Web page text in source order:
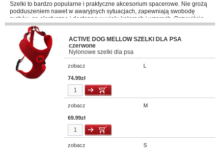
Szelki to bardzo popularne i praktyczne akcesorium spacerowe. Nie grożą
podduszeniem nawet w awaryjnych sytuacjach, zapewniają swobodę
ruchów, są elastyczne i dostępne w wielu kolorach i wzorach. Oczywiście
należy je odpowiednio dopasować, aby nie były ani za małe, ani za duże.
Dobrze dobrane szelki idealne przylegają do ciała pupila i nigdzie się nie
ciągną. Pamiętajmy, aby doczepić do nich adresówkę.
W Telekarmie mamy bardzo szeroki wybór szelek dla psów i kotów
różnych producentów. Szelki Ami Play są przeznaczone dla różnej
wielkości psów, zarówno dla małych, dużych i średnich zwierzaków.
Występują one w różnych kolorach i wymiarach. Charakteryzują się tym, że
ma dodatkowo wszyte specjalne elementy odblaskowe, dzięki czemu
ulubieniec będzie widoczny nawet po zmroku. Chaba szelki materiałowe
Lux dostaniemy w szerokim wyborze rozmiarów, od XS aż do L. Firma
Dingo proponuje szelki Strong w trzech wersjach kolorystycznych oraz
szelki dla psów rasy york
produkty z nylonu, w rozmiarach aż do XL, wygodne i praktyczne Mamy też
, wykonane z polipropylenowej taśmy, również w wersji
guard (mocno zabudowanej). Zolux Mac Leather to skórzane, odporne i
bardzo wygodne regulowane szelki, a Zolux Envy Hula oraz Cushion
ACTIVE DOG MELLOW SZELKI DLA PSA
czerwone
Nylonowe szelki dla psa
zobacz L
74.99zł
zobacz M
69.99zł
zobacz S